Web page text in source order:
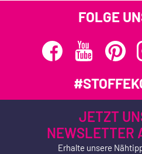
FOLGE
JETZT
NEWSLETTER
Erhalte unsere